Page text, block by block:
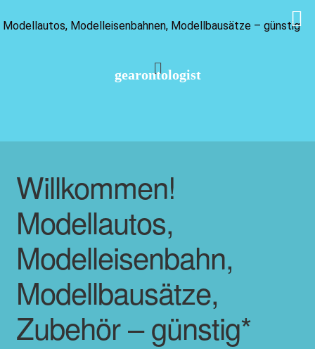
Modellautos, Modelleisenbahnen, Modellbausätze – günstig
Willkommen!
Modellautos,
Modelleisenbahn,
Modellbausätze,
Zubehör – günstig*
gearontologist